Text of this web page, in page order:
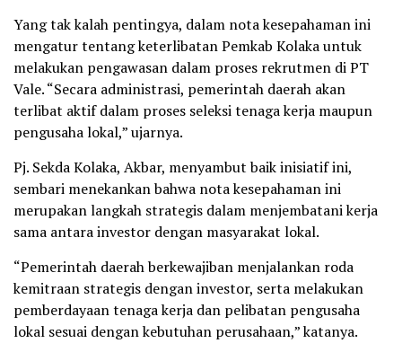
Yang tak kalah pentingya, dalam nota kesepahaman ini
mengatur tentang keterlibatan Pemkab Kolaka untuk
melakukan pengawasan dalam proses rekrutmen di PT
Vale. “Secara administrasi, pemerintah daerah akan
terlibat aktif dalam proses seleksi tenaga kerja maupun
pengusaha lokal,” ujarnya.
Pj. Sekda Kolaka, Akbar, menyambut baik inisiatif ini,
sembari menekankan bahwa nota kesepahaman ini
merupakan langkah strategis dalam menjembatani kerja
sama antara investor dengan masyarakat lokal.
“Pemerintah daerah berkewajiban menjalankan roda
kemitraan strategis dengan investor, serta melakukan
pemberdayaan tenaga kerja dan pelibatan pengusaha
lokal sesuai dengan kebutuhan perusahaan,” katanya.